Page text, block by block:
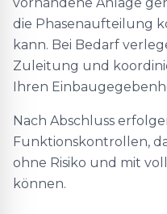
die Phasenaufteilung
kann. Bei Bedarf
Zuleitung und
Ihren
Nach Abschluss
Funktionskontrollen,
ohne Risiko und mit
können.